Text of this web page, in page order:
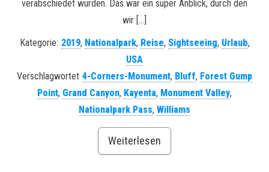
verabschiedet wurden. Das war ein super Anblick, durch den
wir […]
Kategorie: 2019, Nationalpark, Reise, Sightseeing, Urlaub,
USA
Verschlagwortet 4-Corners-Monument, Bluff, Forest Gump
Point, Grand Canyon, Kayenta, Monument Valley,
Nationalpark Pass, Williams
Weiterlesen